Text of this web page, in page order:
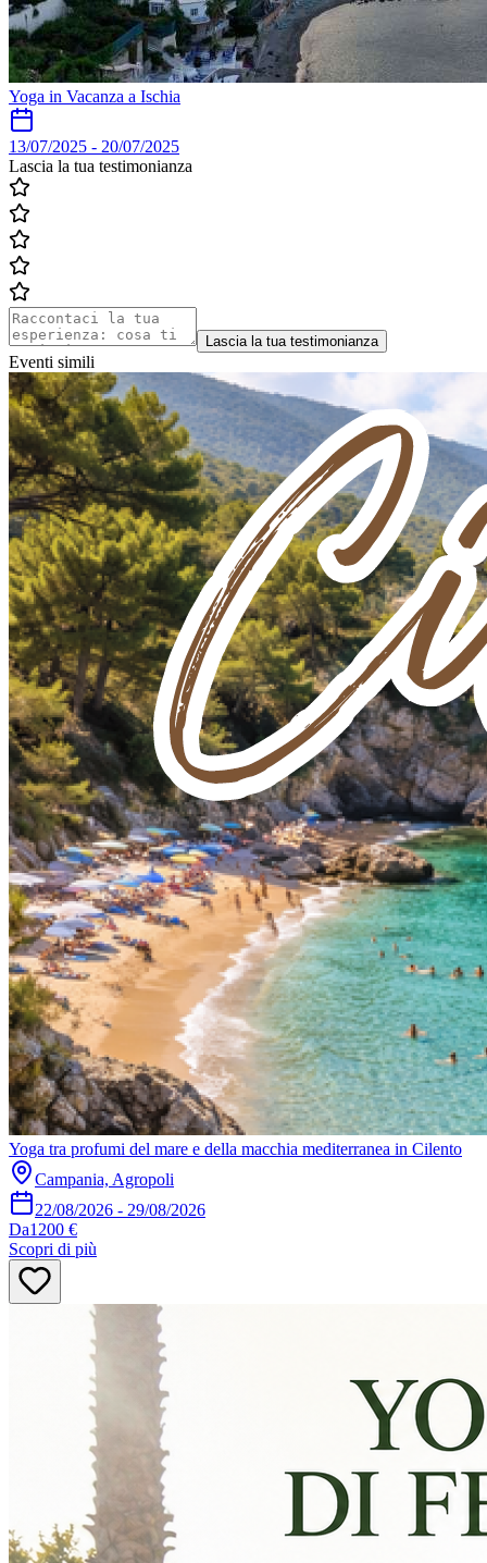
Yoga in Vacanza a Ischia
13/07/2025 - 20/07/2025
Lascia la tua testimonianza
Lascia la tua testimonianza
Eventi simili
Yoga tra profumi del mare e della macchia mediterranea in Cilento
Campania, Agropoli
22/08/2026 - 29/08/2026
Da1200 €
Scopri di più